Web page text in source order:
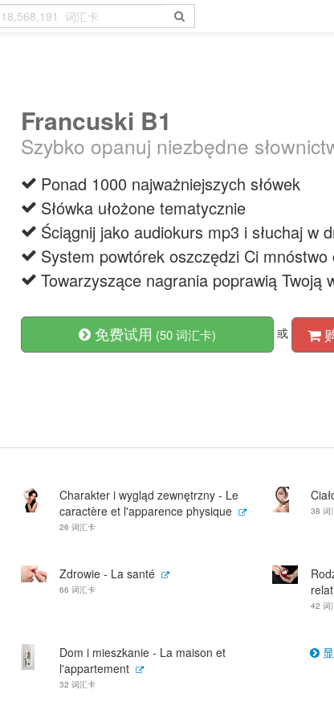
Francuski B1
Szybko opanuj niezbędne
Ponad 1000 najważniejszych słówek
Słówka ułożone tematycznie
Ściągnij jako audiokurs mp3 i słuchaj w
System powtórek oszczędzi Ci mnóstwo
Towarzyszące nagrania poprawią Twoją
免费试用 (50 词汇卡) 或
Charakter i wygląd zewnętrzny - Le
caractère et l'apparence physique
26 词汇卡
38 词
Zdrowie - La santé
66 词汇卡
42 词
Dom i mieszkanie - La maison et
l'appartement
32 词汇卡